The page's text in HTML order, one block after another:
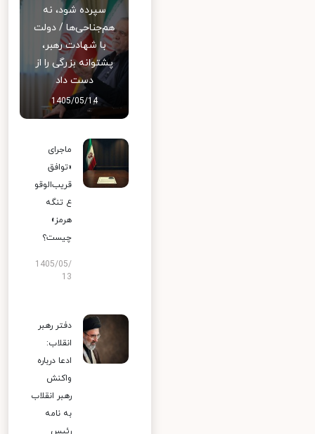
سپرده شود، نه
هم‌جناحی‌ها / دولت
با شهادت رهبر،
پشتوانه بزرگی را از
دست داد
1405/05/14
ماجرای
«توافق
قریب‌الوقو
ع تنگه
هرمز»
چیست؟
1405/05/
13
دفتر رهبر
انقلاب:
ادعا درباره
واکنش
رهبر انقلاب
به نامه
رئیس